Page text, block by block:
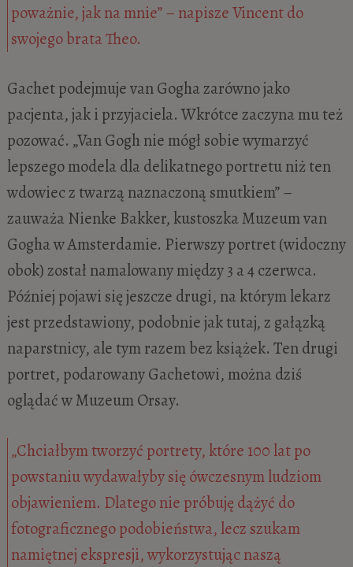
poważnie, jak na mnie” – napisze Vincent do
swojego brata Theo.
Gachet podejmuje van Gogha zarówno jako
pacjenta, jak i przyjaciela. Wkrótce zaczyna mu też
pozować. „Van Gogh nie mógł sobie wymarzyć
lepszego modela dla delikatnego portretu niż ten
wdowiec z twarzą naznaczoną smutkiem” –
zauważa Nienke Bakker, kustoszka Muzeum van
Gogha w Amsterdamie. Pierwszy portret (widoczny
obok) został namalowany między 3 a 4 czerwca.
Później pojawi się jeszcze drugi, na którym lekarz
jest przedstawiony, podobnie jak tutaj, z gałązką
naparstnicy, ale tym razem bez książek. Ten drugi
portret, podarowany Gachetowi, można dziś
oglądać w Muzeum Orsay.
„Chciałbym tworzyć portrety, które 100 lat po
powstaniu wydawałyby się ówczesnym ludziom
objawieniem. Dlatego nie próbuję dążyć do
fotograficznego podobieństwa, lecz szukam
namiętnej ekspresji, wykorzystując naszą